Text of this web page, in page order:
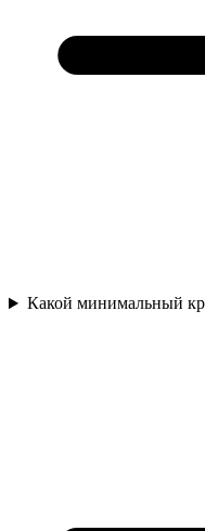
Какой минимальный